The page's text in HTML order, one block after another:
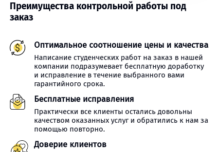
Преимущества контрольной работы под
заказ
Оптимальное соотношение цены и качества
Написание студенческих работ на заказ в нашей
компании подразумевает бесплатную доработку
и исправление в течение выбранного вами
гарантийного срока.
Бесплатные исправления
Практически все клиенты остались довольны
качеством оказанных услуг и обратились к нам за
помощью повторно.
Доверие клиентов